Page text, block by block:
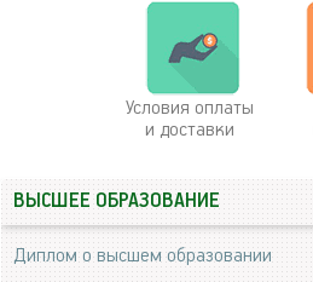
Условия оплаты
и доставки
ВЫСШЕЕ ОБРАЗОВАНИЕ
Диплом о высшем образовании